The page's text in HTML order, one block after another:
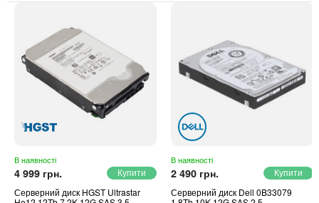
В наявності
4 999 грн.
Серверний диск HGST Ultrastar
В наявності
2 490 грн.
Серверний диск Dell 0B33079